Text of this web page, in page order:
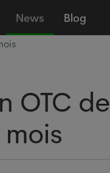
News Blog
OTC de